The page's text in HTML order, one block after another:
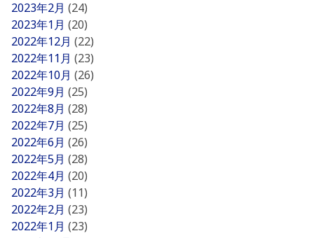
2023年2月 (24)
2023年1月 (20)
2022年12月 (22)
2022年11月 (23)
2022年10月 (26)
2022年9月 (25)
2022年8月 (28)
2022年7月 (25)
2022年6月 (26)
2022年5月 (28)
2022年4月 (20)
2022年3月 (11)
2022年2月 (23)
2022年1月 (23)